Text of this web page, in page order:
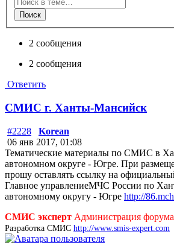
Поиск
2 сообщения
2 сообщения
Ответить
СМИС г. Ханты-Мансийск
#2228
Korean
06 янв 2017, 01:08
Тематические материалы по СМИС в
автономном округе - Югре. При
прошу оставлять ссылку на
Главное управлениеМЧС России по
автономному округу - Югре http://
СМИС эксперт Администрация
Разработка СМИС http://www.smis-expert.com